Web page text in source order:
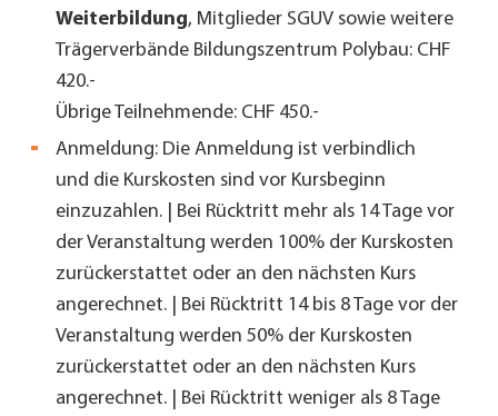
Weiterbildung, Mitglieder SGUV sowie weitere
Trägerverbände Bildungszentrum Polybau: CHF
420.-
Übrige Teilnehmende: CHF 450.-
Anmeldung: Die Anmeldung ist verbindlich
und die Kurskosten sind vor Kursbeginn
einzuzahlen. | Bei Rücktritt mehr als 14 Tage vor
der Veranstaltung werden 100% der Kurskosten
zurückerstattet oder an den nächsten Kurs
angerechnet. | Bei Rücktritt 14 bis 8 Tage vor der
Veranstaltung werden 50% der Kurskosten
zurückerstattet oder an den nächsten Kurs
angerechnet. | Bei Rücktritt weniger als 8 Tage